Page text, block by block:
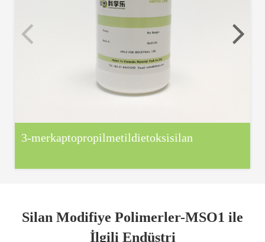
3-merkaptopropilmetildietoksisilan
Silan Modifiye Polimerler-MSO1 ile
İlgili Endüstri